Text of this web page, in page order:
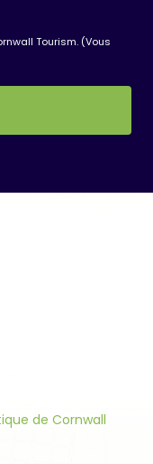
Tourism. (Vous
de Cornwall